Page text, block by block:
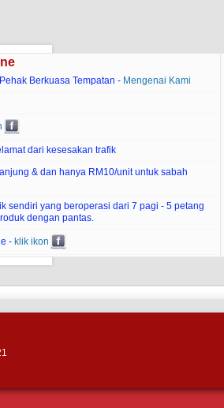
Berkuasa Tempatan - Mengenai Kami
dari kesesakan trafik
& dan hanya RM10/unit untuk sabah
sendiri yang beroperasi dari 7 pagi - 5 petang
dengan pantas.
- klik ikon